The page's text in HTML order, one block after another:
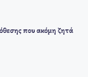
που ακόμη ζητά